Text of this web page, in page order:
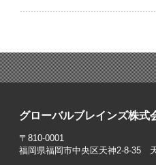
グローバルブレインズ株式
〒810-0001
福岡県福岡市中央区天神2-8-35